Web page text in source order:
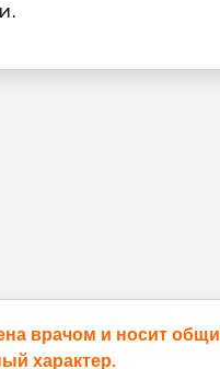
врачом и носит
характер.